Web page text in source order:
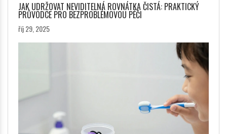
JAK UDRŽOVAT NEVIDITELNÁ ROVNÁTKA ČISTÁ: PRAKTICKÝ
PRŮVODCE PRO BEZPROBLÉMOVOU PÉČI
říj 29, 2025